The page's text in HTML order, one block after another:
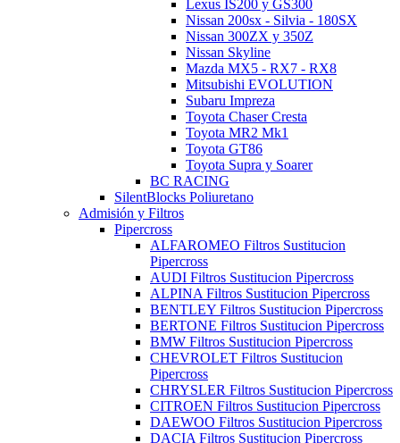
Lexus IS200 y GS300
Nissan 200sx - Silvia - 180SX
Nissan 300ZX y 350Z
Nissan Skyline
Mazda MX5 - RX7 - RX8
Mitsubishi EVOLUTION
Subaru Impreza
Toyota Chaser Cresta
Toyota MR2 Mk1
Toyota GT86
Toyota Supra y Soarer
BC RACING
SilentBlocks Poliuretano
Admisión y Filtros
Pipercross
ALFAROMEO Filtros Sustitucion
Pipercross
AUDI Filtros Sustitucion Pipercross
ALPINA Filtros Sustitucion Pipercross
BENTLEY Filtros Sustitucion Pipercross
BERTONE Filtros Sustitucion Pipercross
BMW Filtros Sustitucion Pipercross
CHEVROLET Filtros Sustitucion
Pipercross
CHRYSLER Filtros Sustitucion Pipercross
CITROEN Filtros Sustitucion Pipercross
DAEWOO Filtros Sustitucion Pipercross
DACIA Filtros Sustitucion Pipercross